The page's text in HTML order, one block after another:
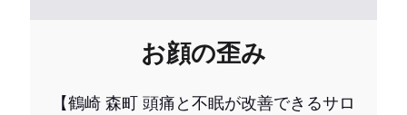
お顔の歪み
【鶴崎 森町 頭痛と不眠が改善できるサロ